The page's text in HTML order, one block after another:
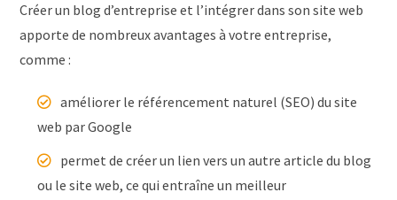
Créer un blog d’entreprise et l’intégrer dans son site web
apporte de nombreux avantages à votre entreprise,
comme :
améliorer le référencement naturel (SEO) du site
web par Google
permet de créer un lien vers un autre article du blog
ou le site web, ce qui entraîne un meilleur